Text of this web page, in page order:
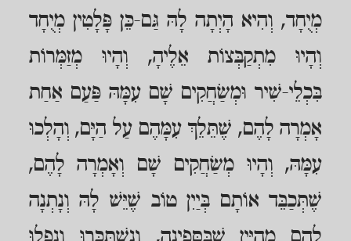
מְיֻחָד, וְהִיא הָיְתָה לָהּ גַּם-כֵּן פָּלָטִין מְיֻחָד
וְהָיוּ מִתְקַבְּצוֹת אֵלֶיהָ, וְהָיוּ מְזַמְּרוֹת
בִּכְלֵי-שִׁיר וּמְשַׂחֲקִים שָׁם עִמָּהּ פַּעַם אַחַת
אָמְרָה לָהֶם, שֶׁתֵּלֵךְ עִמָּהֶם עַל הַיָּם, וְהָלְכוּ
עִמָּהּ, וְהָיוּ מְשַׂחֲקִים שָׁם וְאָמְרָה לָהֶם,
שֶׁתְּכַבֵּד אוֹתָם בְּיַיִן טוֹב שֶׁיֵּשׁ לָהּ וְנָתְנָה